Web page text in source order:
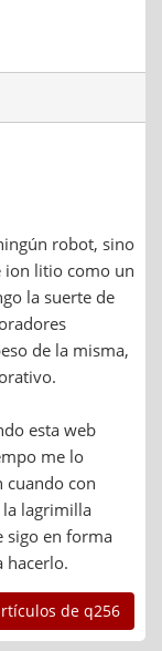
robot, sino
ion litio como un
la suerte de
de la misma,
esta web
me lo
cuando con
la lagrimilla
sigo en forma
hacerlo.
de q256